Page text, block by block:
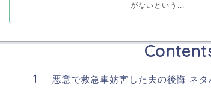
がないという...
悪意で救急車妨害した夫の後悔 ネタ